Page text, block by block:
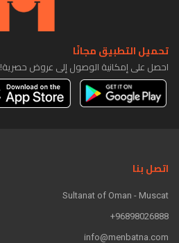
تحميل التطبيق مجانًا
احصل على إمكانية الوصول إلى عروض حصرية!
اتصل بنا
Sultanat of Oman - Muscat
96898026888+
info@menbatna.com